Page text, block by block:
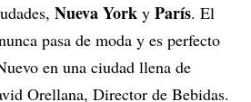
Nueva York y París. El
pasa de moda y es perfecto
en una ciudad llena de
Orellana, Director de Bebidas.